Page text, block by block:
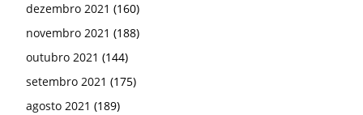
dezembro 2021 (160)
novembro 2021 (188)
outubro 2021 (144)
setembro 2021 (175)
agosto 2021 (189)